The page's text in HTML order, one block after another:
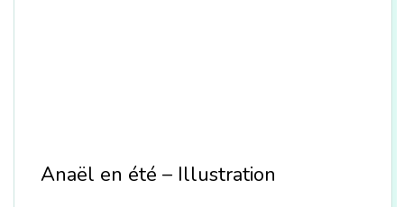
Anaël en été – Illustration